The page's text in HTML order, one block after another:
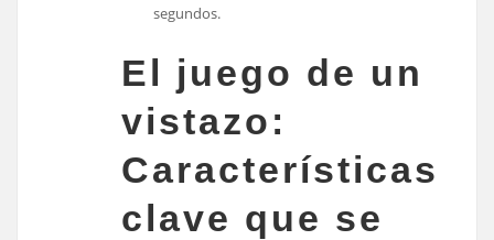
segundos.
El juego de un
vistazo:
Características
clave que se